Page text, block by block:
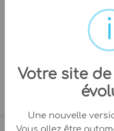
Votre site
Une nouvelle
Vous allez être